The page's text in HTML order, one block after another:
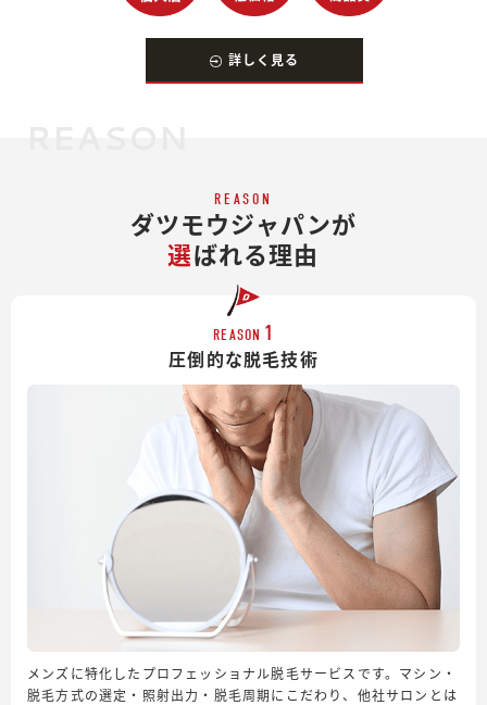
詳しく見る
REASON
ダツモウジャパンが
選ばれる理由
REASON 1
圧倒的な脱毛技術
メンズに特化したプロフェッショナル脱毛サービスです。マシン・
脱毛方式の選定・照射出力・脱毛周期にこだわり、他社サロンとは